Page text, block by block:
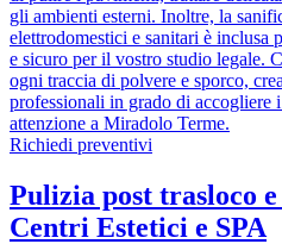
gli ambienti esterni. Inoltre, la
elettrodomestici e sanitari è inclusa
e sicuro per il vostro studio legale.
ogni traccia di polvere e sporco,
professionali in grado di accogliere
attenzione a Miradolo Terme.
Richiedi preventivi
Pulizia post trasloco
Centri Estetici e SPA